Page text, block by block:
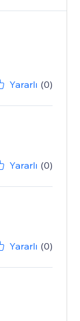
Yararlı (0)
Yararlı (0)
Yararlı (0)